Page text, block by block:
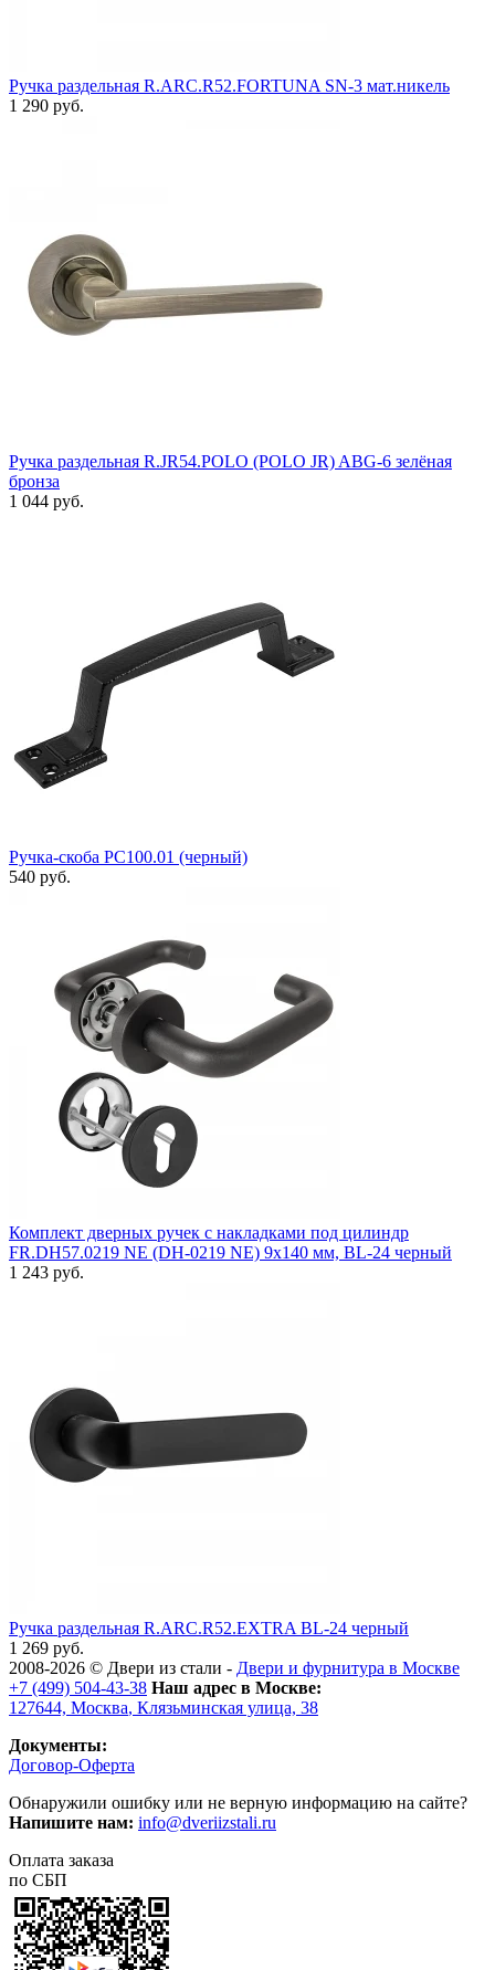
Ручка раздельная R.ARC.R52.FORTUNA SN-3 мат.никель
1 290 руб.
Ручка раздельная R.JR54.POLO (POLO JR) ABG-6 зелёная
бронза
1 044 руб.
Ручка-скоба РС100.01 (черный)
540 руб.
Комплект дверных ручек с накладками под цилиндр
FR.DH57.0219 NE (DH-0219 NE) 9x140 мм, BL-24 черный
1 243 руб.
Ручка раздельная R.ARC.R52.EXTRA BL-24 черный
1 269 руб.
2008-2026 © Двери из стали - Двери и фурнитура в Москве
+7 (499) 504-43-38 Наш адрес в Москве:
127644, Москва, Клязьминская улица, 38
Документы:
Договор-Оферта
Обнаружили ошибку или не верную информацию на сайте?
Напишите нам: info@dveriizstali.ru
Оплата заказа
по СБП